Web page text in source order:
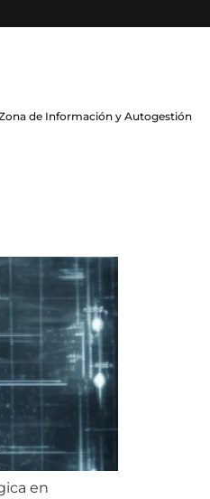
de Información y Autogestión
en